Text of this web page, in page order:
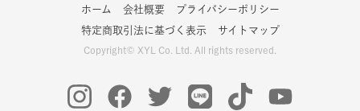
ホーム 会社概要
プライバシーポリシー
特定商取引法に基づく表示
サイトマップ
Copyright© XYL Co. Ltd. All rights reserved.